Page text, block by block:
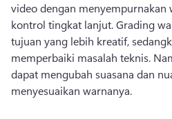
video dengan menyempurnakan
kontrol tingkat lanjut. Grading
tujuan yang lebih kreatif,
memperbaiki masalah teknis.
dapat mengubah suasana dan
menyesuaikan warnanya.